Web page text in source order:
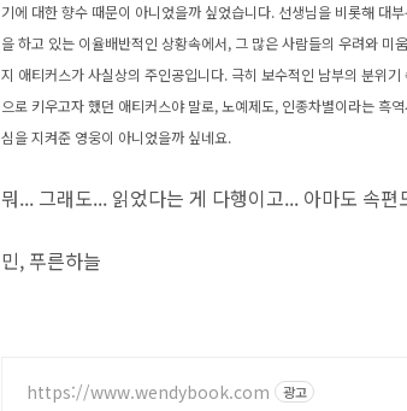
기에 대한 향수 때문이 아니었을까 싶었습니다. 선생님을 비롯해 대
을 하고 있는 이율배반적인 상황속에서, 그 많은 사람들의 우려와
지 애티커스가 사실상의 주인공입니다. 극히 보수적인 남부의 분위
으로 키우고자 했던 애티커스야 말로, 노예제도, 인종차별이라는 흑
심을 지켜준 영웅이 아니었을까 싶네요.
뭐... 그래도... 읽었다는 게 다행이고... 아마도 속
민, 푸른하늘
https://www.wendybook.com 광고